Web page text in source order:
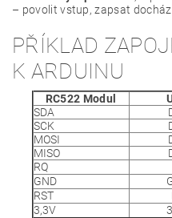
– povolit vstup, zapsat
PŘÍKLAD
K ARDUINU
RC522 Modul
SDA
SCK
MOSI
MISO
RQ
GND
RST
3,3V